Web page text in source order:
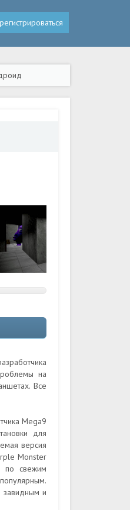
на
Все
Mega9
для
версия
Monster
- по свежим
завидным и